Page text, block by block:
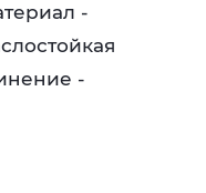
-
-